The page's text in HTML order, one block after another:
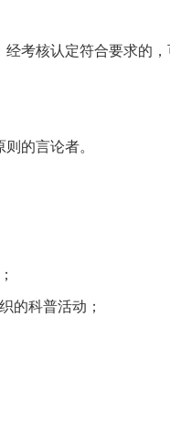
考核认定符合要求的，
的言论者。
的科普活动；